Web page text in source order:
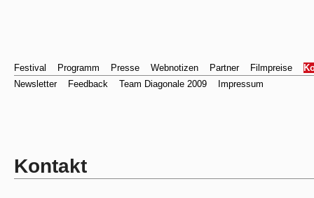
Festival Programm Presse Webnotizen Partner Filmpreise
Newsletter
Feedback Team Diagonale 2009 Impressum
Kontakt